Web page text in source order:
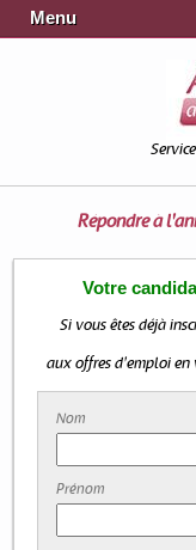
Menu
Répondre à
Votre
Si vous êtes déjà
aux offres d'emploi en
Nom
Prénom